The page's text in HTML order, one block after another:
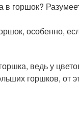
горшок?
особенно,
ведь у
горшков, от